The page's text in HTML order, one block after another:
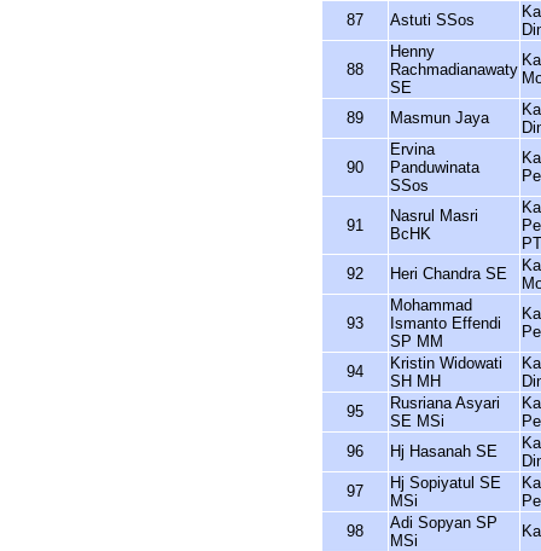
87
Astuti SSos
88
Henny
Rachmadianawaty
SE
89 Masmun Jaya
90
Ervina
Panduwinata
SSos
91
Nasrul Masri
BcHK
92
Heri Chandra SE
93
Mohammad
Ismanto Effendi
SP MM
94
Kristin Widowati
SH MH
95
Rusriana Asyari
SE MSi
96
Hj Hasanah SE
97
Hj Sopiyatul SE
MSi
98
Adi Sopyan SP
MSi